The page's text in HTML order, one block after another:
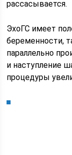
рассасывается.
ЭхоГС имеет
беременности,
параллельно
и наступление
процедуры